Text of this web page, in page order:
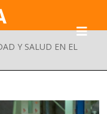
Y SALUD EN EL